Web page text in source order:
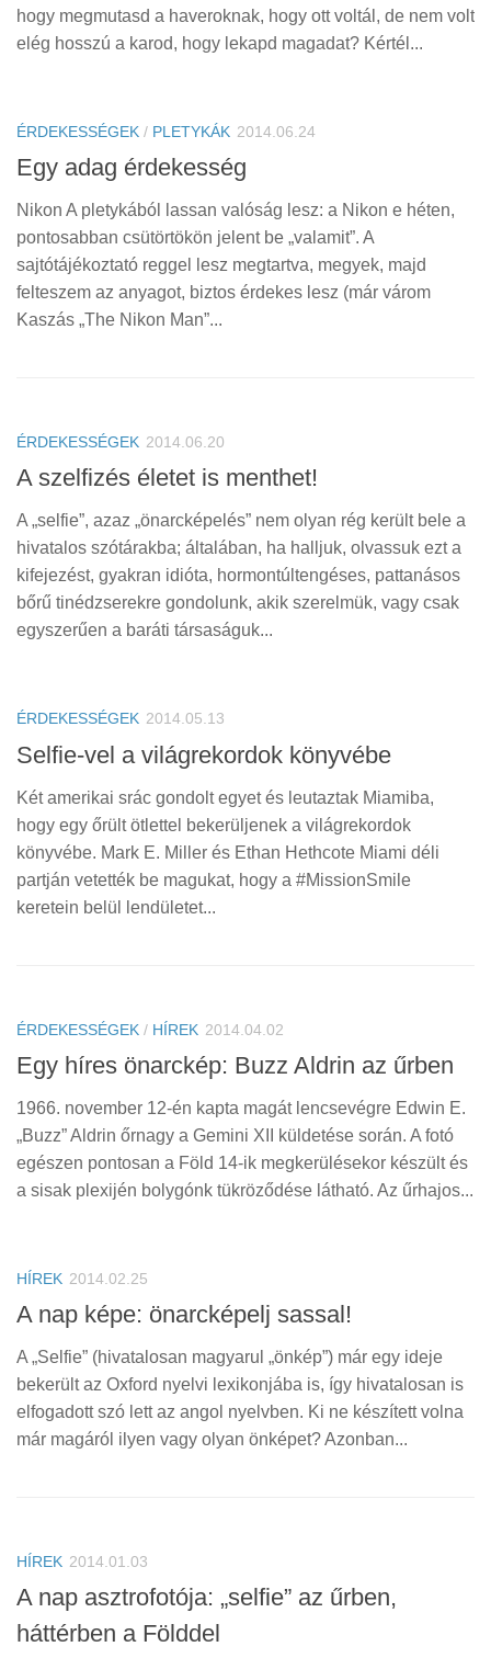
hogy megmutasd a haveroknak, hogy ott voltál, de nem volt
elég hosszú a karod, hogy lekapd magadat? Kértél...
ÉRDEKESSÉGEK / PLETYKÁK 2014.06.24
Egy adag érdekesség
Nikon A pletykából lassan valóság lesz: a Nikon e héten,
pontosabban csütörtökön jelent be „valamit”. A
sajtótájékoztató reggel lesz megtartva, megyek, majd
felteszem az anyagot, biztos érdekes lesz (már várom
Kaszás „The Nikon Man”...
ÉRDEKESSÉGEK 2014.06.20
A szelfizés életet is menthet!
A „selfie”, azaz „önarcképelés” nem olyan rég került bele a
hivatalos szótárakba; általában, ha halljuk, olvassuk ezt a
kifejezést, gyakran idióta, hormontúltengéses, pattanásos
bőrű tinédzserekre gondolunk, akik szerelmük, vagy csak
egyszerűen a baráti társaságuk...
ÉRDEKESSÉGEK 2014.05.13
Selfie-vel a világrekordok könyvébe
Két amerikai srác gondolt egyet és leutaztak Miamiba,
hogy egy őrült ötlettel bekerüljenek a világrekordok
könyvébe. Mark E. Miller és Ethan Hethcote Miami déli
partján vetették be magukat, hogy a #MissionSmile
keretein belül lendületet...
ÉRDEKESSÉGEK / HÍREK 2014.04.02
Egy híres önarckép: Buzz Aldrin az űrben
1966. november 12-én kapta magát lencsevégre Edwin E.
„Buzz” Aldrin őrnagy a Gemini XII küldetése során. A fotó
egészen pontosan a Föld 14-ik megkerülésekor készült és
a sisak plexijén bolygónk tükröződése látható. Az űrhajos...
HÍREK 2014.02.25
A nap képe: önarcképelj sassal!
A „Selfie” (hivatalosan magyarul „önkép”) már egy ideje
bekerült az Oxford nyelvi lexikonjába is, így hivatalosan is
elfogadott szó lett az angol nyelvben. Ki ne készített volna
már magáról ilyen vagy olyan önképet? Azonban...
HÍREK 2014.01.03
A nap asztrofotója: „selfie” az űrben,
háttérben a Földdel